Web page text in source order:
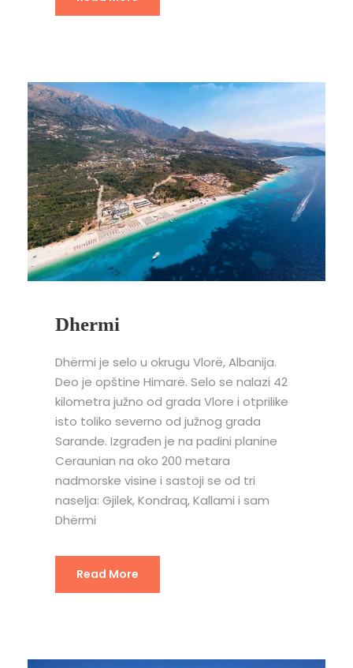
Dhermi
Dhërmi je selo u okrugu Vlorë, Albanija.
Deo je opštine Himarë. Selo se nalazi 42
kilometra južno od grada Vlore i otprilike
isto toliko severno od južnog grada
Sarande. Izgrađen je na padini planine
Ceraunian na oko 200 metara
nadmorske visine i sastoji se od tri
naselja: Gjilek, Kondraq, Kallami i sam
Dhërmi
Read More